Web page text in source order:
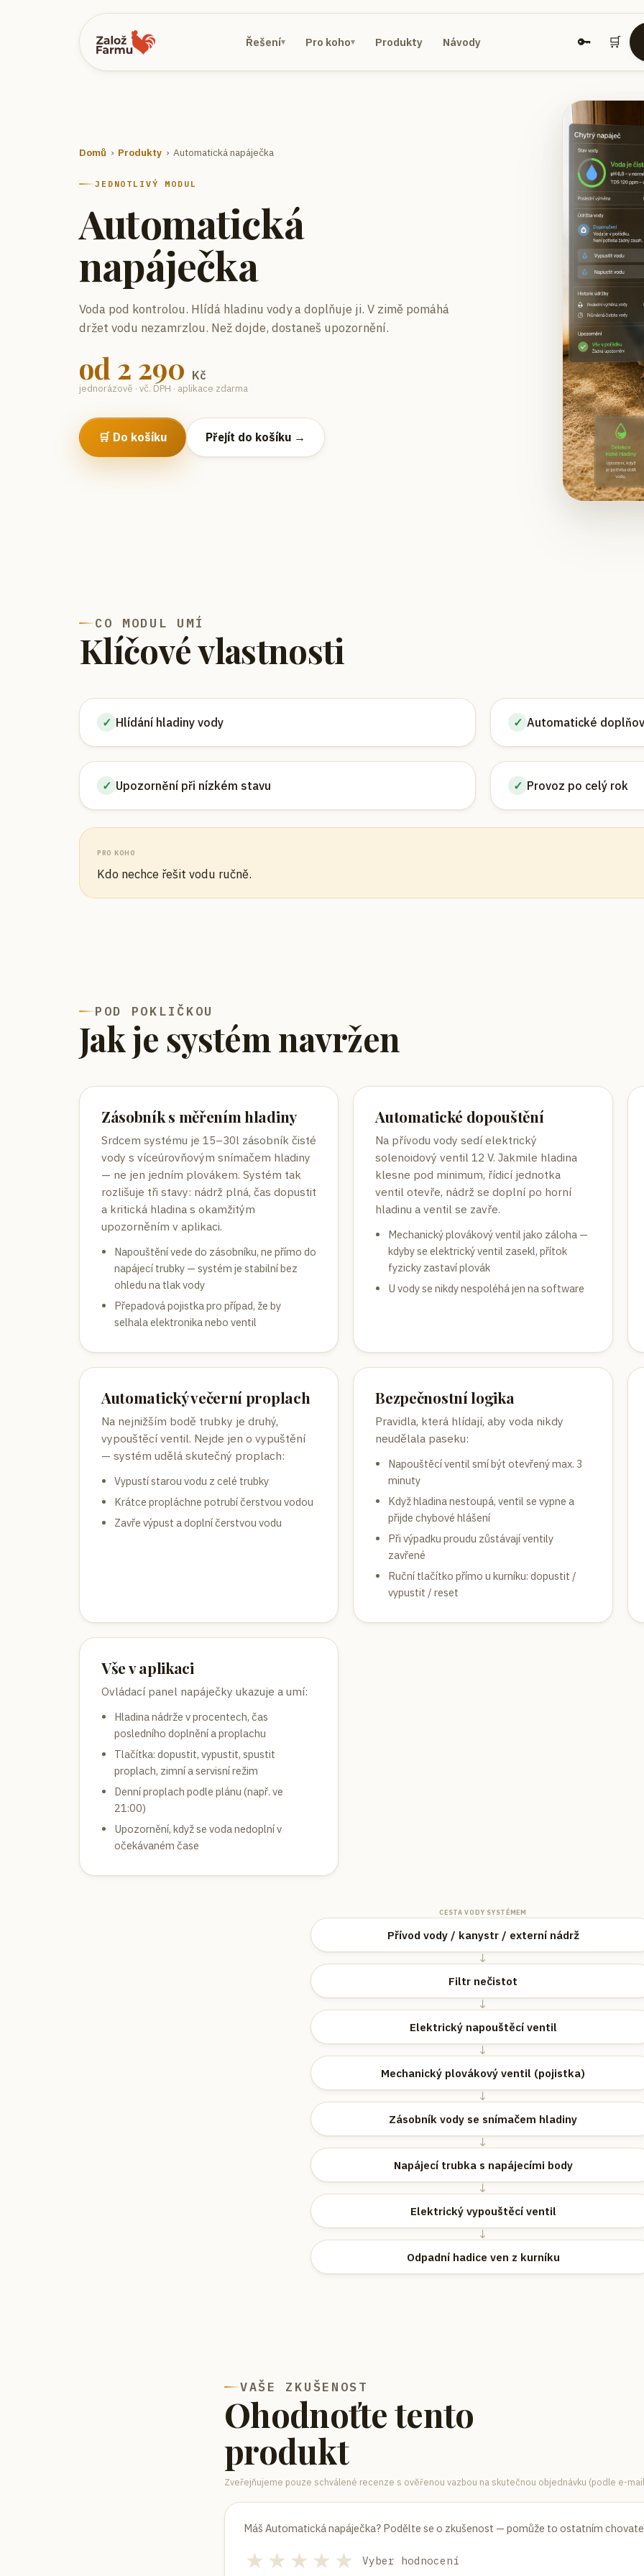
Řešení▾ Pro koho▾ Produkty Návody 🔑 🛒
Domů › Produkty › Automatická napáječka
JEDNOTLIVÝ MODUL
Automatická
napáječka
Voda pod kontrolou. Hlídá hladinu vody a doplňuje ji. V zimě pomáhá
držet vodu nezamrzlou. Než dojde, dostaneš upozornění.
od 2 290 Kč
jednorázově · vč. DPH · aplikace zdarma
🛒 Do košíku Přejít do košíku →
CO MODUL UMÍ
Klíčové vlastnosti
✓ Hlídání hladiny vody ✓ Automatické
✓ Upozornění při nízkém stavu ✓ Provoz po celý rok
PRO KOHO
Kdo nechce řešit vodu ručně.
POD POKLIČKOU
Jak je systém navržen
Zásobník s měřením hladiny
Srdcem systému je 15–30l zásobník čisté
vody s víceúrovňovým snímačem hladiny
— ne jen jedním plovákem. Systém tak
rozlišuje tři stavy: nádrž plná, čas dopustit
a kritická hladina s okamžitým
upozorněním v aplikaci.
Napouštění vede do zásobníku, ne přímo do
napájecí trubky — systém je stabilní bez
ohledu na tlak vody
Přepadová pojistka pro případ, že by
selhala elektronika nebo ventil
Automatické dopouštění
Na přívodu vody sedí elektrický
solenoidový ventil 12 V. Jakmile hladina
klesne pod minimum, řídicí jednotka
ventil otevře, nádrž se doplní po horní
hladinu a ventil se zavře.
Mechanický plovákový ventil jako záloha —
kdyby se elektrický ventil zasekl, přítok
fyzicky zastaví plovák
U vody se nikdy nespoléhá jen na software
Automatický večerní proplach
Na nejnižším bodě trubky je druhý,
vypouštěcí ventil. Nejde jen o vypuštění
— systém udělá skutečný proplach:
Vypustí starou vodu z celé trubky
Krátce propláchne potrubí čerstvou vodou
Zavře výpust a doplní čerstvou vodu
Bezpečnostní logika
Pravidla, která hlídají, aby voda nikdy
neudělala paseku:
Napouštěcí ventil smí být otevřený max. 3
minuty
Když hladina nestoupá, ventil se vypne a
přijde chybové hlášení
Při výpadku proudu zůstávají ventily
zavřené
Ruční tlačítko přímo u kurníku: dopustit /
vypustit / reset
Vše v aplikaci
Ovládací panel napáječky ukazuje a umí:
Hladina nádrže v procentech, čas
posledního doplnění a proplachu
Tlačítka: dopustit, vypustit, spustit
proplach, zimní a servisní režim
Denní proplach podle plánu (např. ve
21:00)
Upozornění, když se voda nedoplní v
očekávaném čase
CESTA VODY SYSTÉMEM
Přívod vody / kanystr / externí nádrž
↓
Filtr nečistot
↓
Elektrický napouštěcí ventil
↓
Mechanický plovákový ventil (pojistka)
↓
Zásobník vody se snímačem hladiny
↓
Napájecí trubka s napájecími body
↓
Elektrický vypouštěcí ventil
↓
Odpadní hadice ven z kurníku
VAŠE ZKUŠENOST
Ohodnoťte tento
produkt
Zveřejňujeme pouze schválené recenze s ověřenou vazbou na skutečnou objednávku (podle e-
Máš Automatická napáječka? Podělte se o zkušenost — pomůže to ostatním
★ ★ ★ ★ ★ Vyber hodnocení